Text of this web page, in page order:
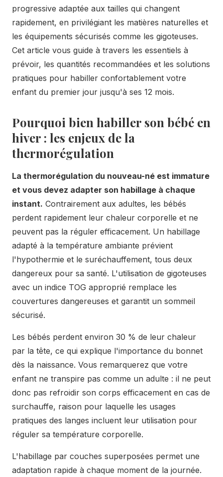
progressive adaptée aux tailles qui changent
rapidement, en privilégiant les matières naturelles et
les équipements sécurisés comme les gigoteuses.
Cet article vous guide à travers les essentiels à
prévoir, les quantités recommandées et les solutions
pratiques pour habiller confortablement votre
enfant du premier jour jusqu'à ses 12 mois.
Pourquoi bien habiller son bébé en
hiver : les enjeux de la
thermorégulation
La thermorégulation du nouveau-né est immature
et vous devez adapter son habillage à chaque
instant. Contrairement aux adultes, les bébés
perdent rapidement leur chaleur corporelle et ne
peuvent pas la réguler efficacement. Un habillage
adapté à la température ambiante prévient
l'hypothermie et le suréchauffement, tous deux
dangereux pour sa santé. L'utilisation de gigoteuses
avec un indice TOG approprié remplace les
couvertures dangereuses et garantit un sommeil
sécurisé.
Les bébés perdent environ 30 % de leur chaleur
par la tête, ce qui explique l'importance du bonnet
dès la naissance. Vous remarquerez que votre
enfant ne transpire pas comme un adulte : il ne peut
donc pas refroidir son corps efficacement en cas de
surchauffe, raison pour laquelle les usages
pratiques des langes incluent leur utilisation pour
réguler sa température corporelle.
L'habillage par couches superposées permet une
adaptation rapide à chaque moment de la journée.